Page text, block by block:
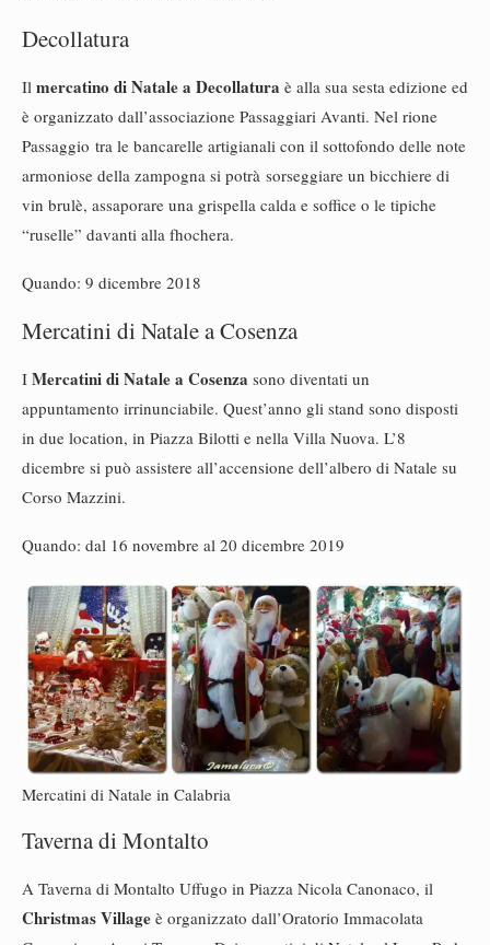
Decollatura
Il mercatino di Natale a Decollatura è alla sua sesta edizione ed
è organizzato dall’associazione Passaggiari Avanti. Nel rione
Passaggio tra le bancarelle artigianali con il sottofondo delle note
armoniose della zampogna si potrà sorseggiare un bicchiere di
vin brulè, assaporare una grispella calda e soffice o le tipiche
“ruselle” davanti alla fhochera.
Quando: 9 dicembre 2018
Mercatini di Natale a Cosenza
I Mercatini di Natale a Cosenza sono diventati un
appuntamento irrinunciabile. Quest’anno gli stand sono disposti
in due location, in Piazza Bilotti e nella Villa Nuova. L’8
dicembre si può assistere all’accensione dell’albero di Natale su
Corso Mazzini.
Quando: dal 16 novembre al 20 dicembre 2019
Mercatini di Natale in Calabria
Taverna di Montalto
A Taverna di Montalto Uffugo in Piazza Nicola Canonaco, il
Christmas Village è organizzato dall’Oratorio Immacolata